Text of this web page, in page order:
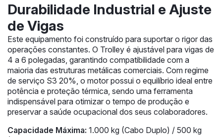
Durabilidade Industrial e Ajuste
de Vigas
Este equipamento foi construído para suportar o rigor das
operações constantes. O Trolley é ajustável para vigas de
4 a 6 polegadas, garantindo compatibilidade com a
maioria das estruturas metálicas comerciais. Com regime
de serviço S3 20%, o motor possui o equilíbrio ideal entre
potência e proteção térmica, sendo uma ferramenta
indispensável para otimizar o tempo de produção e
preservar a saúde ocupacional dos seus colaboradores.
Capacidade Máxima: 1.000 kg (Cabo Duplo) / 500 kg